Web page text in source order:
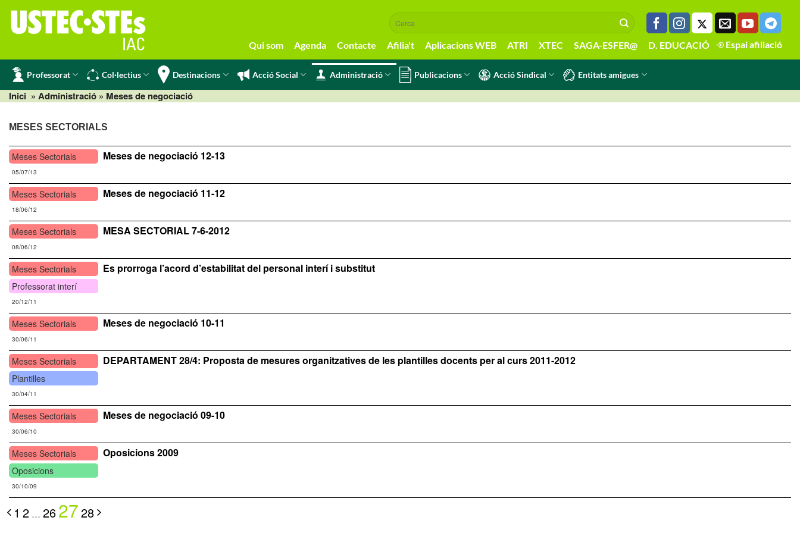
content
Qui som Agenda Contacte Afilia't Aplicacions WEB ATRI XTEC SAGA-ESFER@ D. EDUCACIÓ Espai afiliació
Professorat Col·lectius Destinacions Acció Social Administració Publicacions Acció Sindical Entitats amigues
Inici » Administració » Meses de negociació
MESES SECTORIALS
Meses Sectorials
05/07/13
Meses de negociació 12-13
Meses Sectorials
18/06/12
Meses de negociació 11-12
Meses Sectorials
08/06/12
MESA SECTORIAL 7-6-2012
Meses Sectorials
Professorat interí
20/12/11
Es prorroga l’acord d’estabilitat del personal interí i substitut
Meses Sectorials
30/06/11
Meses de negociació 10-11
Meses Sectorials
Plantilles
30/04/11
DEPARTAMENT 28/4: Proposta de mesures organitzatives de les plantilles docents per al curs 2011-2012
Meses Sectorials
30/06/10
Meses de negociació 09-10
Meses Sectorials
Oposicions
30/10/09
Oposicions 2009
1 2 … 262728